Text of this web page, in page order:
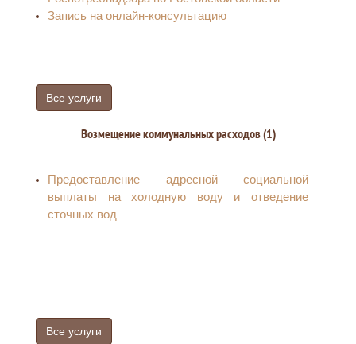
Запись на онлайн-консультацию
Все услуги
Возмещение коммунальных расходов (1)
Предоставление адресной социальной
выплаты на холодную воду и отведение
сточных вод
Все услуги